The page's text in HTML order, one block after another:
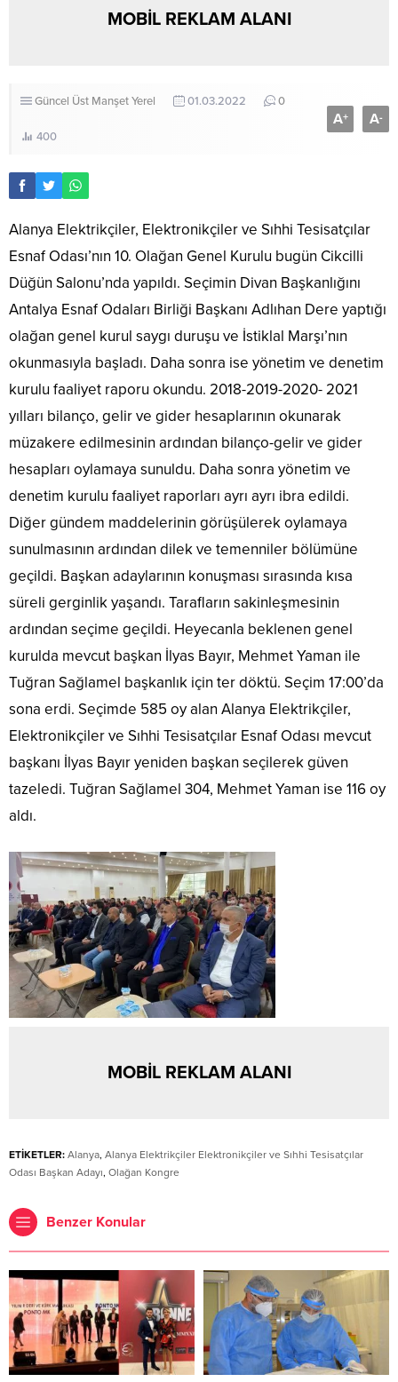
MOBİL REKLAM ALANI
Güncel Üst ManşetYerel 01.03.2022 0
400
A+ A-
Alanya Elektrikçiler, Elektronikçiler ve Sıhhi Tesisatçılar
Esnaf Odası’nın 10. Olağan Genel Kurulu bugün Cikcilli
Düğün Salonu’nda yapıldı. Seçimin Divan Başkanlığını
Antalya Esnaf Odaları Birliği Başkanı Adlıhan Dere yaptığı
olağan genel kurul saygı duruşu ve İstiklal Marşı’nın
okunmasıyla başladı. Daha sonra ise yönetim ve denetim
kurulu faaliyet raporu okundu. 2018-2019-2020- 2021
yılları bilanço, gelir ve gider hesaplarının okunarak
müzakere edilmesinin ardından bilanço-gelir ve gider
hesapları oylamaya sunuldu. Daha sonra yönetim ve
denetim kurulu faaliyet raporları ayrı ayrı ibra edildi.
Diğer gündem maddelerinin görüşülerek oylamaya
sunulmasının ardından dilek ve temenniler bölümüne
geçildi. Başkan adaylarının konuşması sırasında kısa
süreli gerginlik yaşandı. Tarafların sakinleşmesinin
ardından seçime geçildi. Heyecanla beklenen genel
kurulda mevcut başkan İlyas Bayır, Mehmet Yaman ile
Tuğran Sağlamel başkanlık için ter döktü. Seçim 17:00’da
sona erdi. Seçimde 585 oy alan Alanya Elektrikçiler,
Elektronikçiler ve Sıhhi Tesisatçılar Esnaf Odası mevcut
başkanı İlyas Bayır yeniden başkan seçilerek güven
tazeledi. Tuğran Sağlamel 304, Mehmet Yaman ise 116 oy
aldı.
MOBİL REKLAM ALANI
ETİKETLER: Alanya, Alanya Elektrikçiler Elektronikçiler ve Sıhhi Tesisatçılar
Odası Başkan Adayı, Olağan Kongre
Benzer Konular